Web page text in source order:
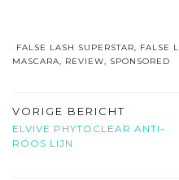
FALSE LASH SUPERSTAR, FALSE
MASCARA, REVIEW, SPONSORED
VORIGE BERICHT
ELVIVE PHYTOCLEAR ANTI-
ROOS LIJN